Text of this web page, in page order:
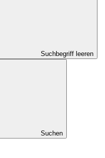
Suchbegriff leeren
Suchen